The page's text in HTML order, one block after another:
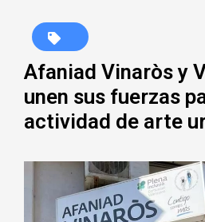
Afaniad Vinaròs y
unen sus fuerzas
actividad de arte